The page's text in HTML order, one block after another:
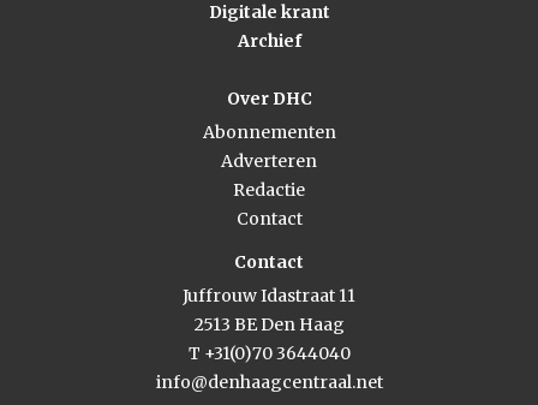
Digitale krant
Archief
Over DHC
Abonnementen
Adverteren
Redactie
Contact
Contact
Juffrouw Idastraat 11
2513 BE Den Haag
T +31(0)70 3644040
info@denhaagcentraal.net